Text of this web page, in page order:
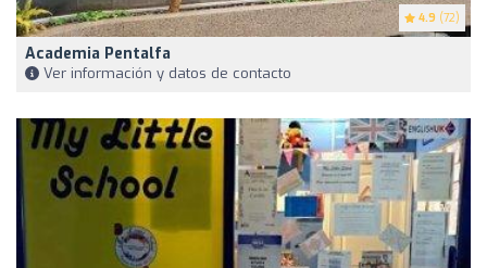
4.9 (72)
Academia Pentalfa
Ver información y datos de contacto